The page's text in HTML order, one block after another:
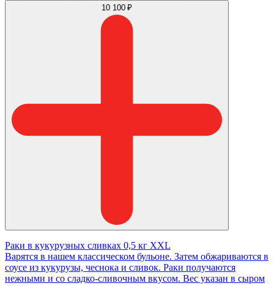
10 100 ₽
Раки в кукурузных сливках 0,5 кг XXL
Варятся в нашем классическом бульоне. Затем обжариваются в
соусе из кукурузы, чеснока и сливок. Раки получаются
нежными и со сладко-сливочным вкусом. Вес указан в сыром